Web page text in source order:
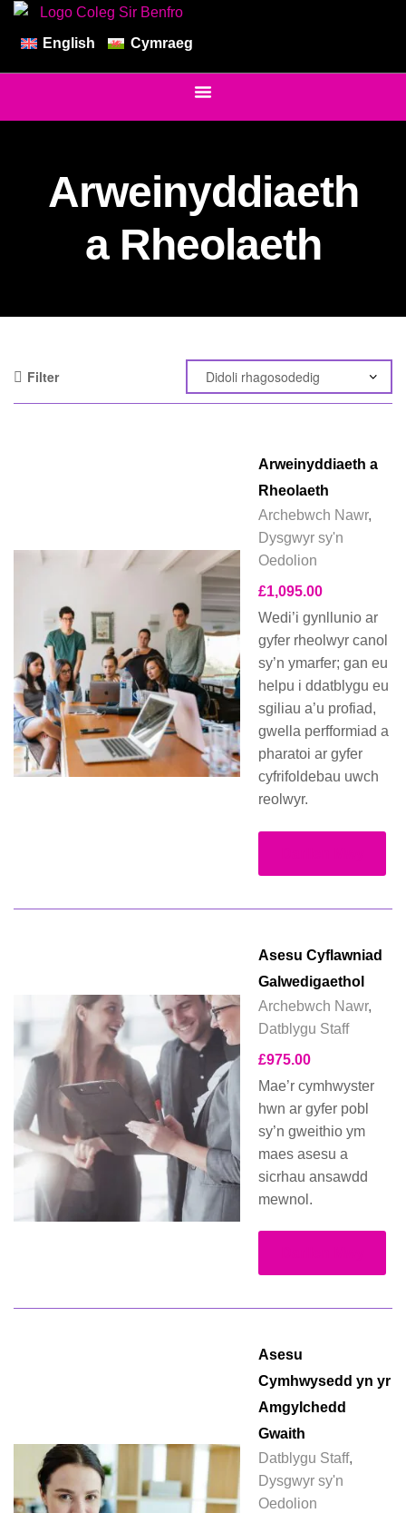
English Cymraeg
Arweinyddiaeth
a Rheolaeth
Filter
Arweinyddiaeth a
Rheolaeth
Archebwch Nawr,
Dysgwyr sy'n
Oedolion
£1,095.00
Wedi’i gynllunio ar
gyfer rheolwyr canol
sy’n ymarfer; gan eu
helpu i ddatblygu eu
sgiliau a’u profiad,
gwella perfformiad a
pharatoi ar gyfer
cyfrifoldebau uwch
reolwyr.
Asesu Cyflawniad
Galwedigaethol
Archebwch Nawr,
Datblygu Staff
£975.00
Mae’r cymhwyster
hwn ar gyfer pobl
sy’n gweithio ym
maes asesu a
sicrhau ansawdd
mewnol.
Asesu
Cymhwysedd yn yr
Amgylchedd
Gwaith
Datblygu Staff,
Dysgwyr sy'n
Oedolion